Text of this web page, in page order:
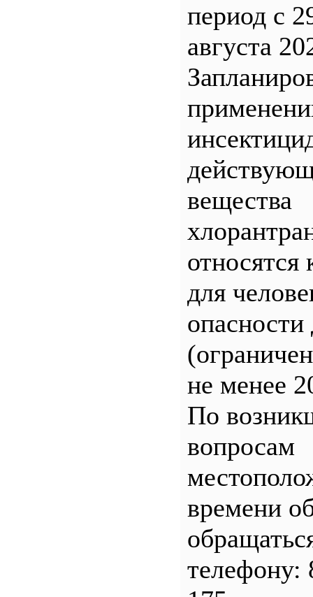
период с
августа
вещества
относятся
для
опасности
не менее
По
вопросам
времени
телефону: